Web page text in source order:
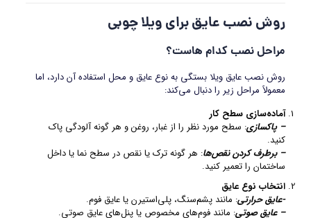
روش‌ نصب عایق برای ویلا چوبی
مراحل نصب کدام هاست؟
روش‌ نصب عایق ویلا بستگی به نوع عایق و محل استفاده آن دارد، اما
معمولاً مراحل زیر را دنبال می‌کند:
آماده‌سازی سطح کار
– پاکسازی: سطح مورد نظر را از غبار، روغن و هر گونه آلودگی پاک
کنید.
– برطرف کردن نقص‌ها: هر گونه ترک یا نقص در سطح نما یا داخل
ساختمان را تعمیر کنید.
انتخاب نوع عایق
-عایق حرارتی: مانند پشم‌سنگ، پلی‌استیرن یا عایق‌ فوم.
– عایق صوتی: مانند فوم‌های مخصوص یا پنل‌های عایق صوتی.